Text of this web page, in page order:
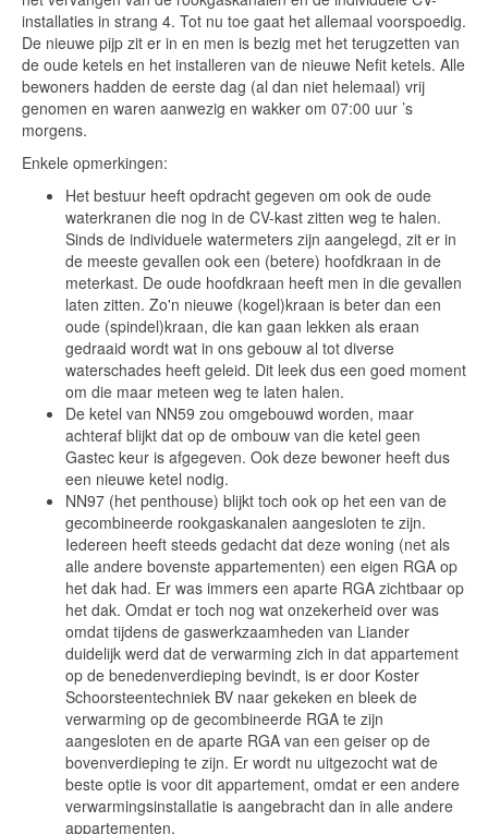
installaties in strang 4. Tot nu toe gaat het allemaal voorspoedig.
De nieuwe pijp zit er in en men is bezig met het terugzetten van
de oude ketels en het installeren van de nieuwe Nefit ketels. Alle
bewoners hadden de eerste dag (al dan niet helemaal) vrij
genomen en waren aanwezig en wakker om 07:00 uur ’s
morgens.
Enkele opmerkingen:
Het bestuur heeft opdracht gegeven om ook de oude
waterkranen die nog in de CV-kast zitten weg te halen.
Sinds de individuele watermeters zijn aangelegd, zit er in
de meeste gevallen ook een (betere) hoofdkraan in de
meterkast. De oude hoofdkraan heeft men in die gevallen
laten zitten. Zo'n nieuwe (kogel)kraan is beter dan een
oude (spindel)kraan, die kan gaan lekken als eraan
gedraaid wordt wat in ons gebouw al tot diverse
waterschades heeft geleid. Dit leek dus een goed moment
om die maar meteen weg te laten halen.
De ketel van NN59 zou omgebouwd worden, maar
achteraf blijkt dat op de ombouw van die ketel geen
Gastec keur is afgegeven. Ook deze bewoner heeft dus
een nieuwe ketel nodig.
NN97 (het penthouse) blijkt toch ook op het een van de
gecombineerde rookgaskanalen aangesloten te zijn.
Iedereen heeft steeds gedacht dat deze woning (net als
alle andere bovenste appartementen) een eigen RGA op
het dak had. Er was immers een aparte RGA zichtbaar op
het dak. Omdat er toch nog wat onzekerheid over was
omdat tijdens de gaswerkzaamheden van Liander
duidelijk werd dat de verwarming zich in dat appartement
op de benedenverdieping bevindt, is er door Koster
Schoorsteentechniek BV naar gekeken en bleek de
verwarming op de gecombineerde RGA te zijn
aangesloten en de aparte RGA van een geiser op de
bovenverdieping te zijn. Er wordt nu uitgezocht wat de
beste optie is voor dit appartement, omdat er een andere
verwarmingsinstallatie is aangebracht dan in alle andere
appartementen.